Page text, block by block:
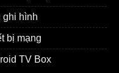
hình
bị mạng
TV Box